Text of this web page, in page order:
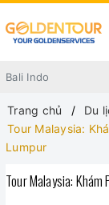
Trang chủ
Du
Tour Malaysia:
Lumpur
Tour Malaysia: